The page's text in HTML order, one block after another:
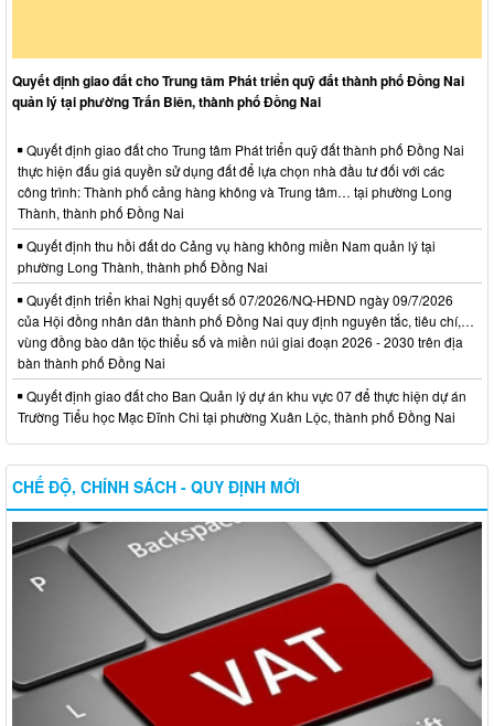
Quyết định giao đất cho Trung tâm Phát triển quỹ đất thành phố Đồng Nai
quản lý tại phường Trấn Biên, thành phố Đồng Nai
Quyết định giao đất cho Trung tâm Phát triển quỹ đất thành phố Đồng Nai
thực hiện đấu giá quyền sử dụng đất để lựa chọn nhà đầu tư đối với các
công trình: Thành phố cảng hàng không và Trung tâm… tại phường Long
Thành, thành phố Đồng Nai
Quyết định thu hồi đất do Cảng vụ hàng không miền Nam quản lý tại
phường Long Thành, thành phố Đồng Nai
Quyết định triển khai Nghị quyết số 07/2026/NQ-HĐND ngày 09/7/2026
của Hội đồng nhân dân thành phố Đồng Nai quy định nguyên tắc, tiêu chí,…
vùng đồng bào dân tộc thiểu số và miền núi giai đoạn 2026 - 2030 trên địa
bàn thành phố Đồng Nai
Quyết định giao đất cho Ban Quản lý dự án khu vực 07 để thực hiện dự án
Trường Tiểu học Mạc Đĩnh Chi tại phường Xuân Lộc, thành phố Đồng Nai
CHẾ ĐỘ, CHÍNH SÁCH - QUY ĐỊNH MỚI